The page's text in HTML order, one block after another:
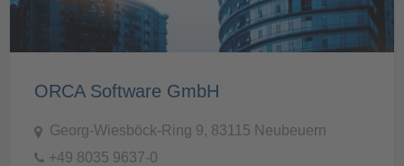
ORCA Software GmbH
Georg-Wiesböck-Ring 9, 83115 Neubeuern
+49 8035 9637-0